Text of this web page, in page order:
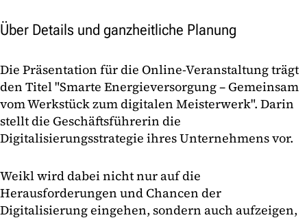
Über Details und ganzheitliche Planung
Die Präsentation für die Online-Veranstaltung trägt
den Titel "Smarte Energieversorgung – Gemeinsam
vom Werkstück zum digitalen Meisterwerk". Darin
stellt die Geschäftsführerin die
Digitalisierungsstrategie ihres Unternehmens vor.
Weikl wird dabei nicht nur auf die
Herausforderungen und Chancen der
Digitalisierung eingehen, sondern auch aufzeigen,